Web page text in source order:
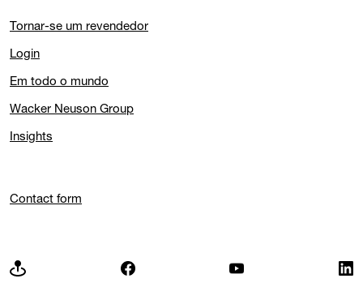
Tornar-se um revendedor
Login
Em todo o mundo
Wacker Neuson Group
Insights
Contact form